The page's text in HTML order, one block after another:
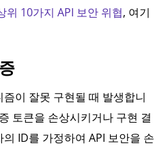
위 10가지 API 보안 위협, 여기
이 잘못 구현될 때 발생합니
토큰을 손상시키거나 구현 결
ID를 가정하여 API 보안을 손